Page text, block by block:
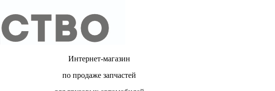
Интернет-магазин
по продаже запчастей